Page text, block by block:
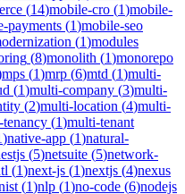
(14)mobile-cro (1)mobile-
payments (1)mobile-seo
(1)modules
(8)monolith (1)monorepo
mps (1)mrp (6)mtd (1)multi-
(1)multi-company (3)multi-
(2)multi-location (4)multi-
(1)multi-tenant
)native-app (1)natural-
(5)netsuite (5)network-
(1)next-js (1)nextjs (4)nexus
(1)nlp (1)no-code (6)nodejs